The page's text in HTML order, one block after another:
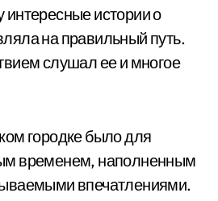
интересные истории о
на правильный путь.
слушал ее и многое
городке было для
временем, наполненным
впечатлениями.